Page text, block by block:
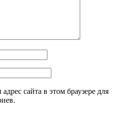
сайта в этом браузере для